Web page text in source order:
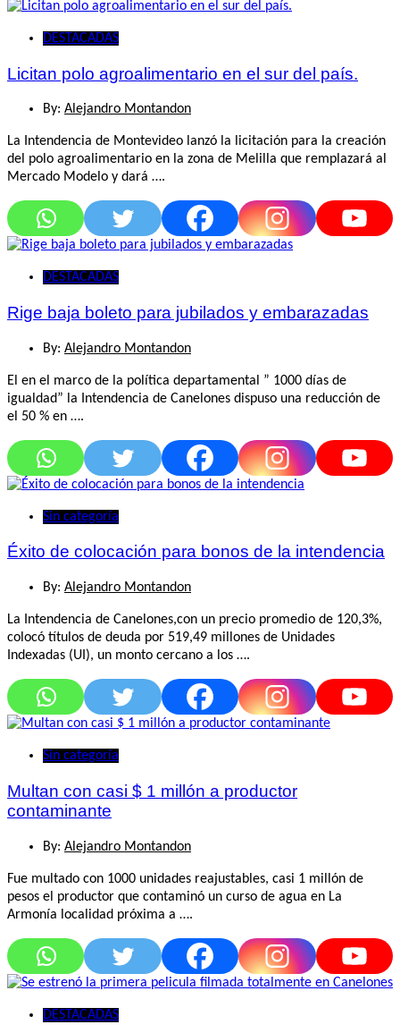
DESTACADAS
Licitan polo agroalimentario en el sur del país.
By: Alejandro Montandon
La Intendencia de Montevideo lanzó la licitación para la creación
del polo agroalimentario en la zona de Melilla que remplazará al
Mercado Modelo y dará ….
DESTACADAS
Rige baja boleto para jubilados y embarazadas
By: Alejandro Montandon
El en el marco de la política departamental ” 1000 días de
igualdad” la Intendencia de Canelones dispuso una reducción de
el 50 % en ….
Sin categoría
Éxito de colocación para bonos de la intendencia
By: Alejandro Montandon
La Intendencia de Canelones,con un precio promedio de 120,3%,
colocó títulos de deuda por 519,49 millones de Unidades
Indexadas (UI), un monto cercano a los ….
Sin categoría
Multan con casi $ 1 millón a productor
contaminante
By: Alejandro Montandon
Fue multado con 1000 unidades reajustables, casi 1 millón de
pesos el productor que contaminó un curso de agua en La
Armonía localidad próxima a ….
DESTACADAS